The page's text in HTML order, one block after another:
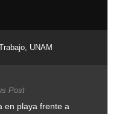
UNAM
Post
en playa frente a